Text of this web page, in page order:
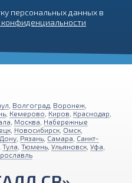
персональных данных в
Волгоград Воронеж
Кемерово Киров Краснодар
Москва Набережные
Новосибирск Омск
Рязань Самара Санкт-
Тула Тюмень Ульяновск Уфа